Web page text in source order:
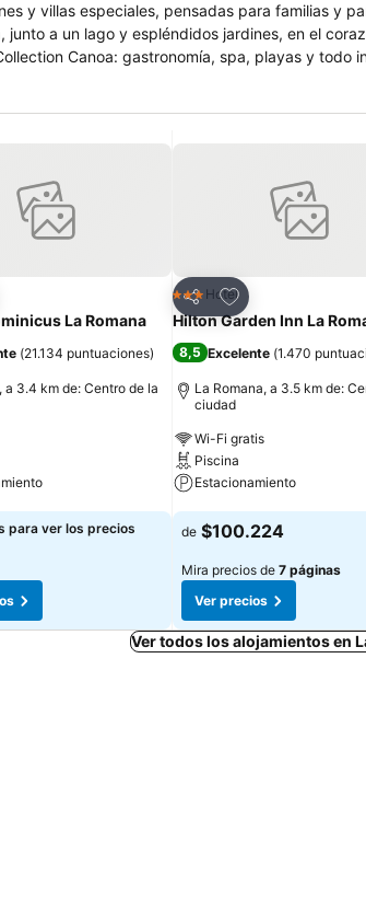
y villas especiales, pensadas para familias y
Canoa: gastronomía, spa, playas y todo
a favoritos
La Romana
(21.134 puntuaciones)
a 3.4 km de: Centro de la
para ver los precios
Compartir
Agregar a
3 Estrellas
Hotel
Hilton Garden Inn La
8,5 Excelente (1.470
La Romana, a 3.5 km de:
ciudad
Wi-Fi gratis
Piscina
Estacionamiento
Ver precios
de $100.224
Mira precios de 7 páginas
Ver precios
Ver todos los alojamientos en